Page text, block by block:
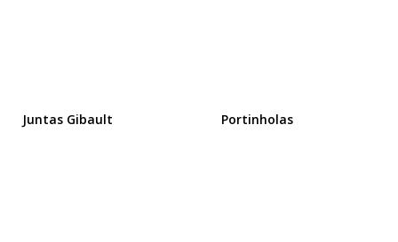
Juntas Gibault Portinholas